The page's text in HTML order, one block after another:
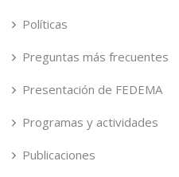
Políticas
Preguntas más frecuentes
Presentación de FEDEMA
Programas y actividades
Publicaciones